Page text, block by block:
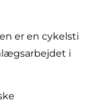
er en cykelsti
i